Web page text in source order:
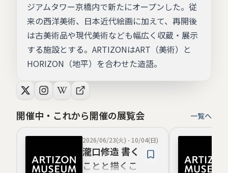
ジアムタワー京橋内で新たにオープンした。従
来の西洋美術、日本近代絵画に加えて、再開後
は古美術品や現代美術なども幅広く収蔵・展示
する施設とする。ARTIZONはART（美術）と
HORIZON（地平）を合わせた造語。
開催中・これから開催の展覧会 一覧へ
2026/06/23(火) - 10/04(日)
瀧口修造 書く
ことと描くこ